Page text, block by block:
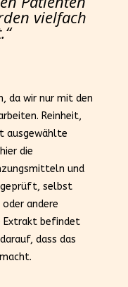
vielfach
da wir nur mit den
Reinheit,
ausgewählte
die
und
selbst
andere
Extrakt befindet
dass das